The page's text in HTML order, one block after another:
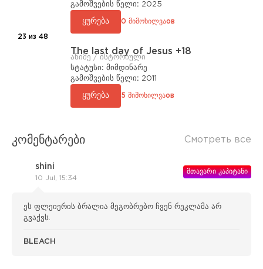
გამოშვების წელი: 2025
ყურება 0 მიმოხილვაов
23 из 48
The last day of Jesus +18
ანიმე / ისტორიული
სტატუსი: მიმდინარე
გამოშვების წელი: 2011
ყურება 5 მიმოხილვაов
კომენტარები Смотреть все
shini
10 Jul, 15:34
მთავარი კაპიტანი
ეს ფლეიერის ბრალია მეგობრებო ჩვენ რეკლამა არ
გვაქვს.
BLEACH